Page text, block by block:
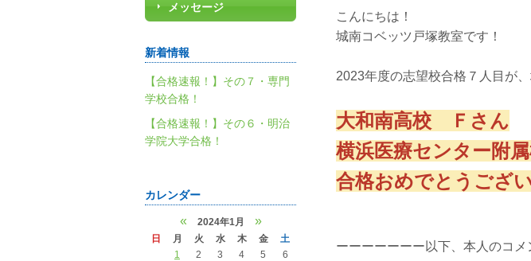
こんにちは！
城南コベッツ戸塚教室です！
2023年度の志望校合格７人目が
大和南高校 Ｆさん
横浜医療センター附
合格おめでとうござ
ーーーーーーー以下、本人のコ
メッセージ
新着情報
【合格速報！】その７・専門
学校合格！
【合格速報！】その６・明治
学院大学合格！
カレンダー
« 2024年1月 »
日 月 火 水 木 金
土
1
2 3 4 5
6